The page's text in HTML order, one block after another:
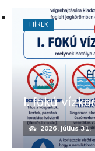
I. fokú
2026. július 31.
HÍREK